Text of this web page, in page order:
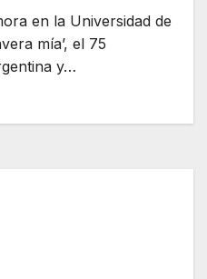
en la Universidad de
mía’, el 75
y…